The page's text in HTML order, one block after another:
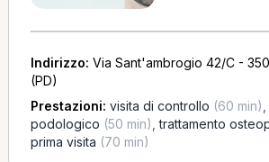
Indirizzo: Via Sant'ambrogio 42/C -
(PD)
Prestazioni: visita di controllo (60 min)
podologico (50 min) ,trattamento
prima visita (70 min)